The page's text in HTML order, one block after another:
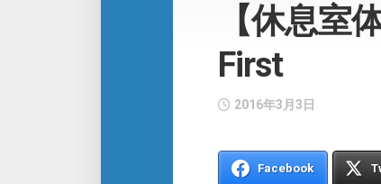
【休息室
First
2016年3月3日
Facebook